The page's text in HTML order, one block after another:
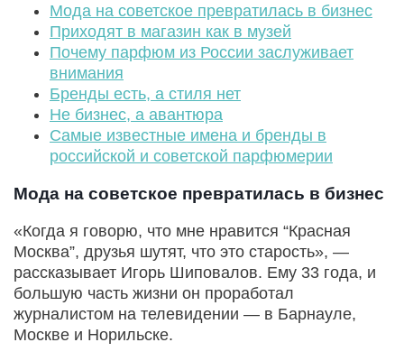
Мода на советское превратилась в бизнес
Приходят в магазин как в музей
Почему парфюм из России заслуживает
внимания
Бренды есть, а стиля нет
Не бизнес, а авантюра
Самые известные имена и бренды в
российской и советской парфюмерии
Мода на советское превратилась в бизнес
«Когда я говорю, что мне нравится “Красная
Москва”, друзья шутят, что это старость», —
рассказывает Игорь Шиповалов. Ему 33 года, и
большую часть жизни он проработал
журналистом на телевидении — в Барнауле,
Москве и Норильске.